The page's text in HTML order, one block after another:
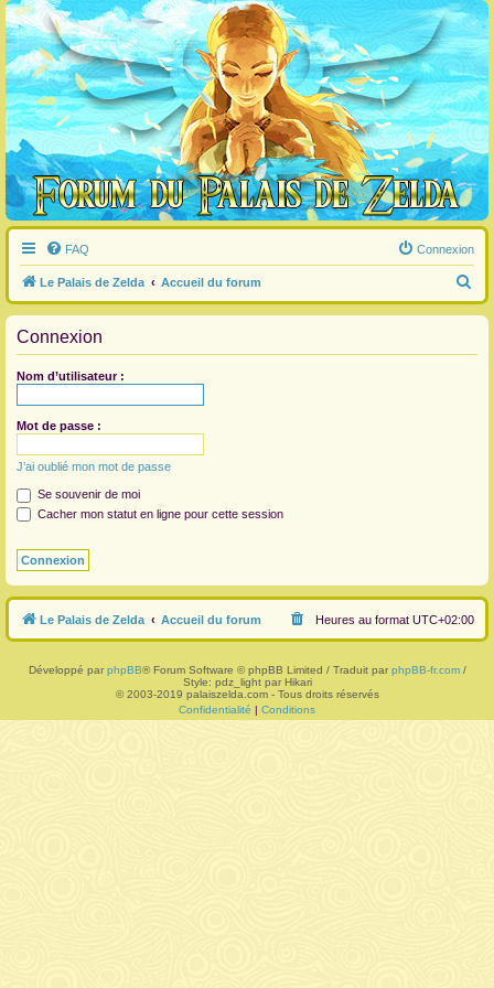
FAQ Connexion
Le Palais de Zelda Accueil du forum
e
Connexion
Nom d’utilisateur :
Mot de passe :
J’ai oublié mon mot de passe
Se souvenir de moi
Cacher mon statut en ligne pour cette session
Le Palais de Zelda Accueil du forum Heures au format UTC+02:00
Développé par phpBB® Forum Software © phpBB Limited / Traduit par phpBB-fr.com/
Style: pdz_light par Hikari
© 2003-2019 palaiszelda.com - Tous droits réservés
Confidentialité | Conditions